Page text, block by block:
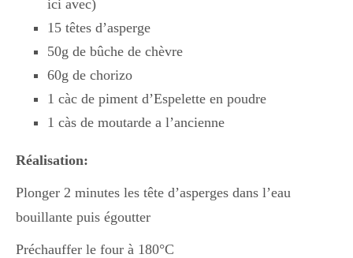
cupcake
ici avec)
15 têtes d’asperge
50g de bûche de chèvre
60g de chorizo
1 càc de piment d’Espelette en poudre
1 càs de moutarde a l’ancienne
Réalisation:
Plonger 2 minutes les tête d’asperges dans l’eau
bouillante puis égoutter
Préchauffer le four à 180°C